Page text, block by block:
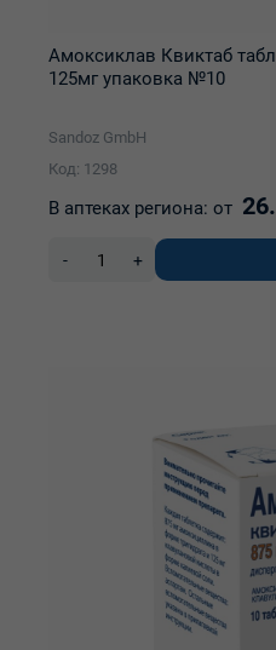
Амоксиклав Квиктаб
125мг упаковка №10
Sandoz GmbH
Код: 1298
В аптеках региона: от
- +